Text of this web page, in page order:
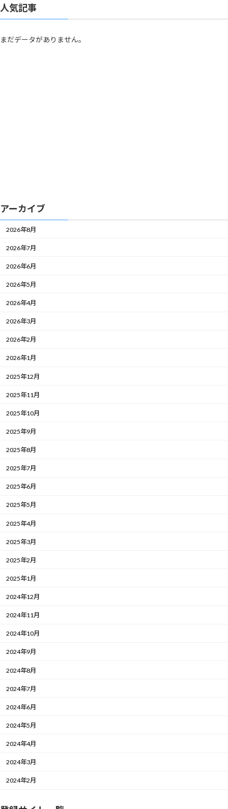
人気記事
まだデータがありません。
アーカイブ
2026年8月
2026年7月
2026年6月
2026年5月
2026年4月
2026年3月
2026年2月
2026年1月
2025年12月
2025年11月
2025年10月
2025年9月
2025年8月
2025年7月
2025年6月
2025年5月
2025年4月
2025年3月
2025年2月
2025年1月
2024年12月
2024年11月
2024年10月
2024年9月
2024年8月
2024年7月
2024年6月
2024年5月
2024年4月
2024年3月
2024年2月